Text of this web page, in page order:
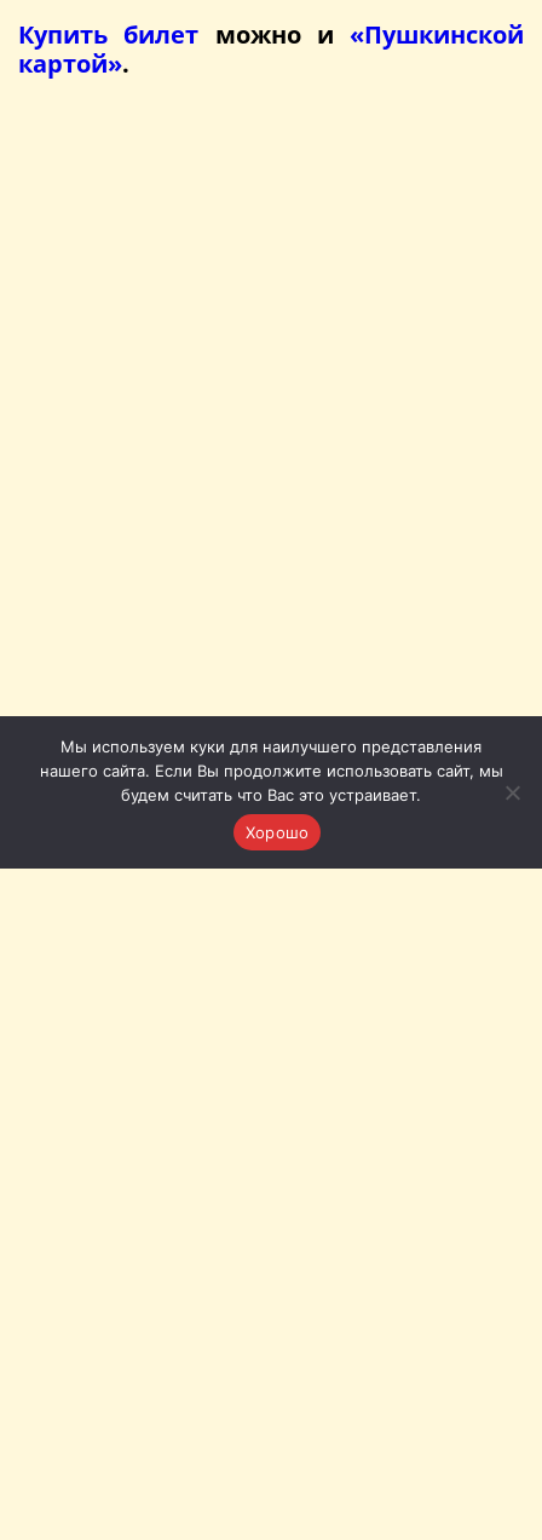
Купить билет можно и «Пушкинской
картой».
Мы используем куки для наилучшего представления
нашего сайта. Если Вы продолжите использовать сайт, мы
будем считать что Вас это устраивает.
Хорошо